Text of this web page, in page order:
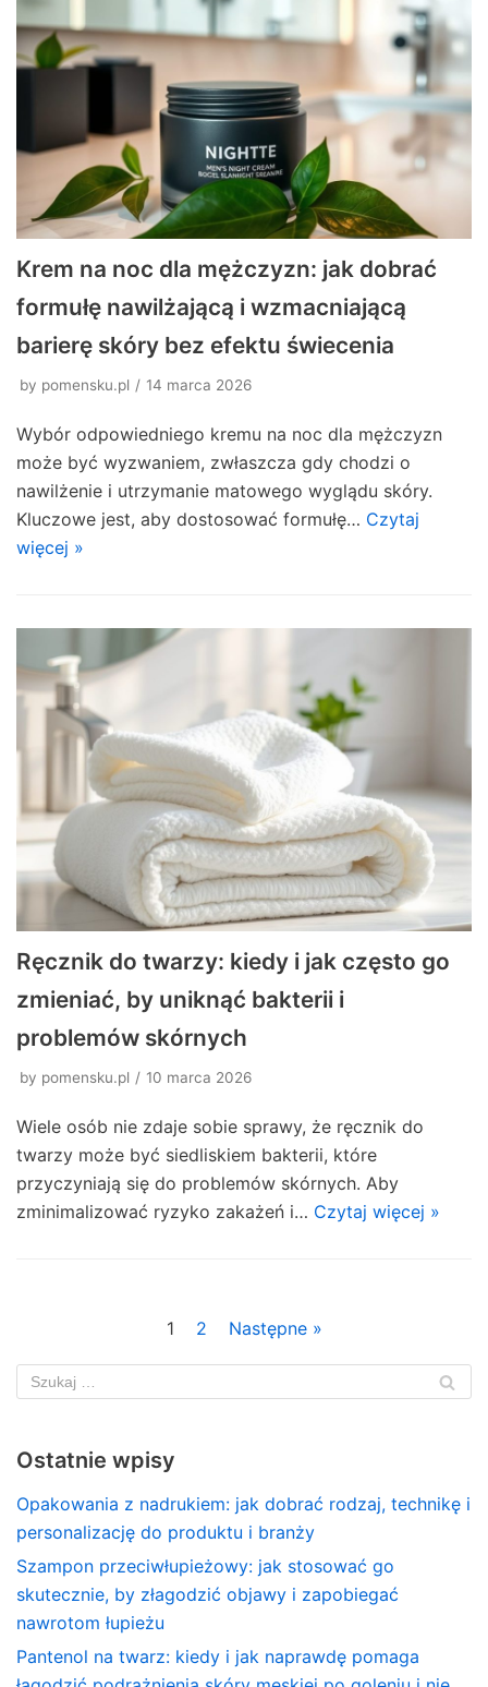
Krem na noc dla mężczyzn: jak dobrać
formułę nawilżającą i wzmacniającą
barierę skóry bez efektu świecenia
by pomensku.pl 14 marca 2026
Wybór odpowiedniego kremu na noc dla mężczyzn
może być wyzwaniem, zwłaszcza gdy chodzi o
nawilżenie i utrzymanie matowego wyglądu skóry.
Kluczowe jest, aby dostosować formułę… Czytaj
więcej »
Ręcznik do twarzy: kiedy i jak często go
zmieniać, by uniknąć bakterii i
problemów skórnych
by pomensku.pl 10 marca 2026
Wiele osób nie zdaje sobie sprawy, że ręcznik do
twarzy może być siedliskiem bakterii, które
przyczyniają się do problemów skórnych. Aby
zminimalizować ryzyko zakażeń i… Czytaj więcej »
1 2 Następne »
Ostatnie wpisy
Opakowania z nadrukiem: jak dobrać rodzaj, technikę i
personalizację do produktu i branży
Szampon przeciwłupieżowy: jak stosować go
skutecznie, by złagodzić objawy i zapobiegać
nawrotom łupieżu
Pantenol na twarz: kiedy i jak naprawdę pomaga